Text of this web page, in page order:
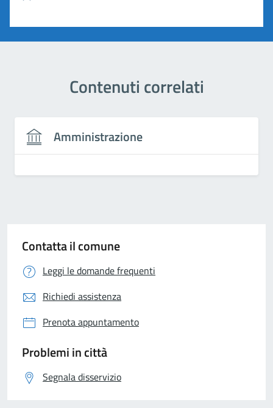
Contenuti correlati
Amministrazione
Contatta il comune
Leggi le domande frequenti
Richiedi assistenza
Prenota appuntamento
Problemi in città
Segnala disservizio